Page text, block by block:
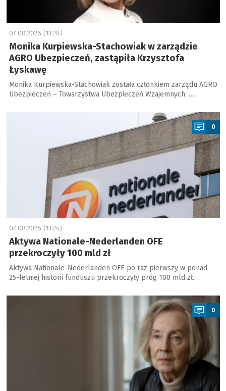
07.08.2026 (13:28)
Monika Kurpiewska-Stachowiak w zarządzie
AGRO Ubezpieczeń, zastąpiła Krzysztofa
Łyskawę
Monika Kurpiewska-Stachowiak została członkiem zarządu AGRO
Ubezpieczeń – Towarzystwa Ubezpieczeń Wzajemnych. …
0
07.08.2026 (13:24)
Aktywa Nationale-Nederlanden OFE
przekroczyły 100 mld zł
Aktywa Nationale-Nederlanden OFE po raz pierwszy w ponad
25-letniej historii funduszu przekroczyły próg 100 mld zł. …
a
0